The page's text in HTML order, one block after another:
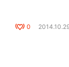
0